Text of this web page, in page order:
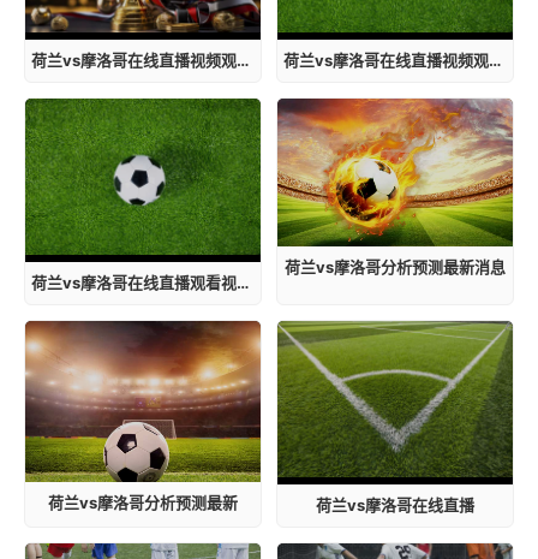
荷兰vs摩洛哥在线直播视频观看免费 荷兰vs摩洛哥在线直播视频观看下载
荷兰vs摩洛哥在线直播观看视频免费
荷兰vs摩洛哥分析预测最新消息
荷兰vs摩洛哥分析预测最新 荷兰vs摩洛哥在线直播